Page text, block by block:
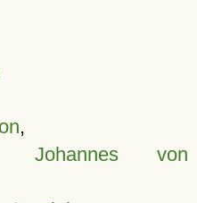
,
Johannes von